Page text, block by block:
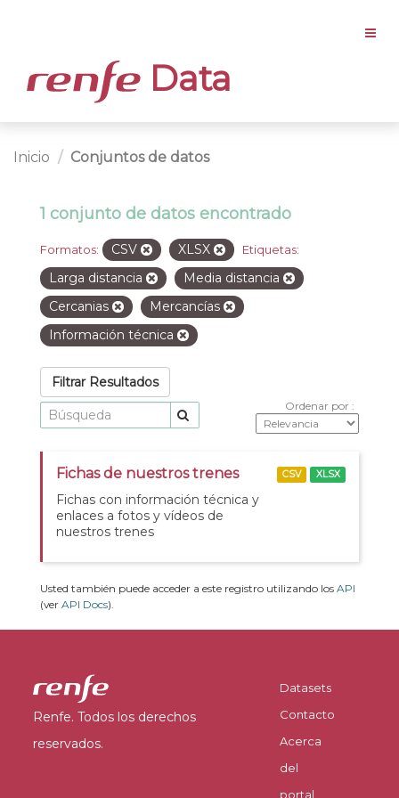
Data
Inicio Conjuntos de datos
1 conjunto de datos encontrado
Formatos: CSV XLSX Etiquetas:
Larga distancia
Media distancia
Cercanias
Mercancías
Información técnica
Filtrar Resultados
Ordenar por
Fichas de nuestros trenes
Fichas con información técnica y
enlaces a fotos y vídeos de
nuestros trenes
CSV XLSX
Usted también puede acceder a este registro utilizando los API
(ver API Docs).
Renfe. Todos los derechos
reservados.
Datasets
Contacto
Acerca
del
portal